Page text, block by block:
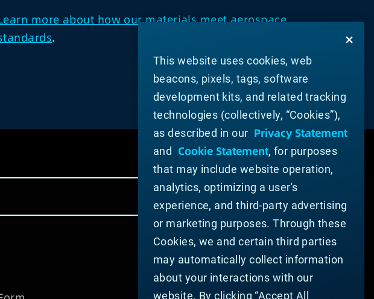
more about how our materials meet aerospace
.
This website uses cookies, web
beacons, pixels, tags, software
development kits, and related tracking
technologies (collectively, “Cookies”),
as described in our Privacy Statement
and Cookie Statement, for purposes
that may include website operation,
analytics, optimizing a user's
experience, and third-party advertising
or marketing purposes. Through these
Cookies, we and certain third parties
may automatically collect information
about your interactions with our
website. By clicking “Accept All